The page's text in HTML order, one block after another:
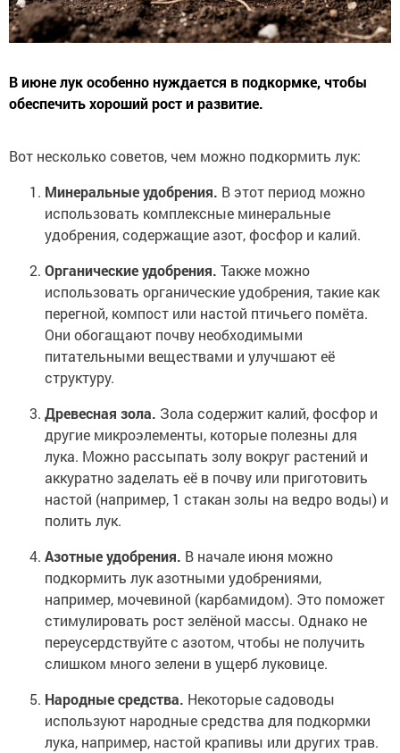
В июне лук особенно нуждается в подкормке, чтобы
обеспечить хороший рост и развитие.
Вот несколько советов, чем можно подкормить лук:
Минеральные удобрения. В этот период можно
использовать комплексные минеральные
удобрения, содержащие азот, фосфор и калий.
Органические удобрения. Также можно
использовать органические удобрения, такие как
перегной, компост или настой птичьего помёта.
Они обогащают почву необходимыми
питательными веществами и улучшают её
структуру.
Древесная зола. Зола содержит калий, фосфор и
другие микроэлементы, которые полезны для
лука. Можно рассыпать золу вокруг растений и
аккуратно заделать её в почву или приготовить
настой (например, 1 стакан золы на ведро воды) и
полить лук.
Азотные удобрения. В начале июня можно
подкормить лук азотными удобрениями,
например, мочевиной (карбамидом). Это поможет
стимулировать рост зелёной массы. Однако не
переусердствуйте с азотом, чтобы не получить
слишком много зелени в ущерб луковице.
Народные средства. Некоторые садоводы
используют народные средства для подкормки
лука, например, настой крапивы или других трав.